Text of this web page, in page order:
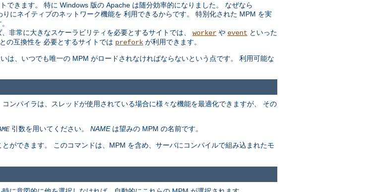
きます。 特に Windows 版の Apache は随分効率的になりました。 なぜなら
にネイティブのネットワーク機能を 利用できるからです。 特別化された MPM を実
非常に大きなスケーラビリティを必要とするサイトでは、 worker や event といった
の互換性を 必要とするサイトでは prefork が利用できます。
、いつでも唯一の MPM がロードされなければならないという点です。 利用可能な
ンパイラは、スレッドが使用されている場合に様々な機能を最適化できますが、 その
引数を用いてください。 NAMEは望みの MPM の名前です。
とができます。 このコマンドは、MPM を含め、サーバにコンパイルで組み込まれたモ